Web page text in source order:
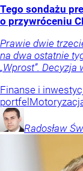
Tego sondażu
o przywróceniu
Prawie dwie
na dwa ostatnie
„Wprost”.
Finanse i
portfel
Radosław